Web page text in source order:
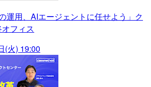
運用、AIエージェントに任せよう」ク
フィス
(火) 19:00